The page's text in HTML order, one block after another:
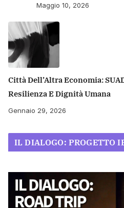
Maggio 10, 2026
Città Dell’Altra Economia:
Resilienza E Dignità Umana
Gennaio 29, 2026
IL DIALOGO: PROGETTO